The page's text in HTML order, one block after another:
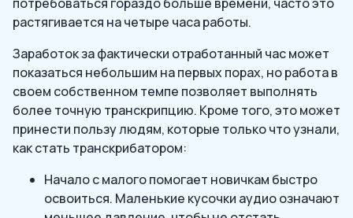
потребоваться гораздо больше времени, часто это
растягивается на четыре часа работы.
Заработок за фактически отработанный час может
показаться небольшим на первых порах, но работа в
своем собственном темпе позволяет выполнять
более точную транскрипцию. Кроме того, это может
принести пользу людям, которые только что узнали,
как стать транскрибатором:
Начало с малого помогает новичкам быстро
освоиться. Маленькие кусочки аудио означают